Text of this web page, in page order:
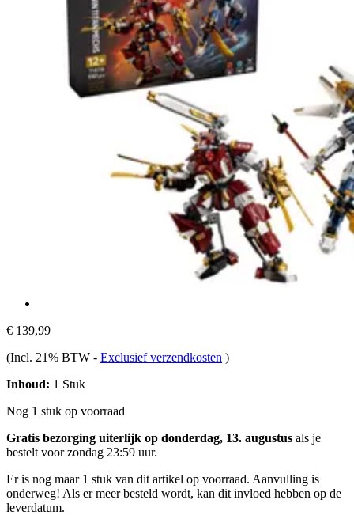
€ 139,99
(Incl. 21% BTW - Exclusief verzendkosten )
Inhoud: 1 Stuk
Nog 1 stuk op voorraad
Gratis bezorging uiterlijk op donderdag, 13. augustus als je
bestelt voorzondag 23:59 uur.
Er is nog maar 1 stuk van dit artikel op voorraad. Aanvulling is
onderweg! Als er meer besteld wordt, kan dit invloed hebben op de
leverdatum.